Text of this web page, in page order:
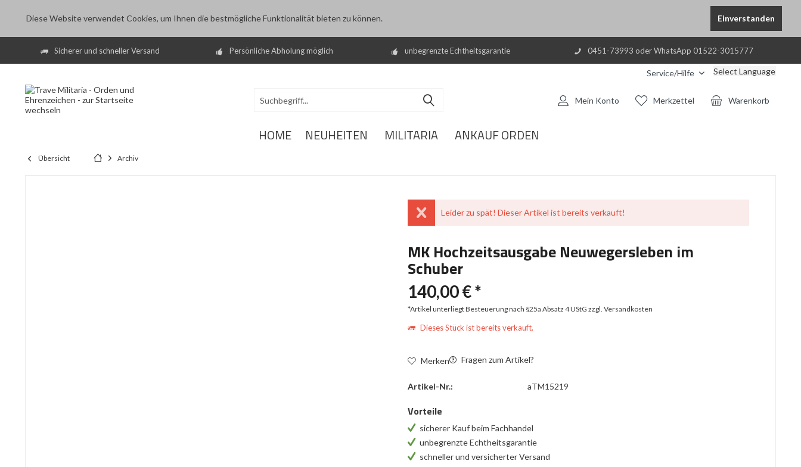
Diese Website verwendet Cookies, um Ihnen die bestmögliche Funktionalität bieten zu können. Einverstanden
Sicherer und schneller Versand Persönliche Abholung möglich unbegrenzte Echtheitsgarantie 0451-73993 oder WhatsApp 01522-3015777
Service/Hilfe Select Language
Warenkorb
Merkzettel
Mein Konto
HOME NEUHEITEN MILITARIA ANKAUF ORDEN
Übersicht Archiv
Leider zu spät! Dieser Artikel ist bereits verkauft!
MK Hochzeitsausgabe Neuwegersleben im
Schuber
140,00 € *
*Artikel unterliegt Besteuerung nach §25a Absatz 4 UStGzzgl. Versandkosten
Dieses Stück ist bereits verkauft.
Merken Fragen zum Artikel?
Artikel-Nr.: aTM15219
Vorteile
sicherer Kauf beim Fachhandel
unbegrenzte Echtheitsgarantie
schneller und versicherter Versand